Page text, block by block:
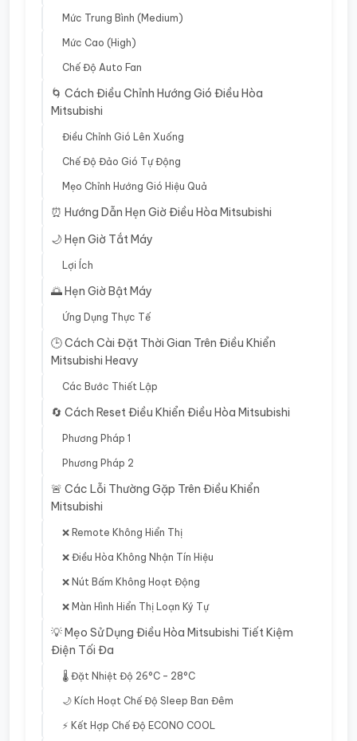
Mức Trung Bình (Medium)
Mức Cao (High)
Chế Độ Auto Fan
🌀 Cách Điều Chỉnh Hướng Gió Điều Hòa
Mitsubishi
Điều Chỉnh Gió Lên Xuống
Chế Độ Đảo Gió Tự Động
Mẹo Chỉnh Hướng Gió Hiệu Quả
⏰ Hướng Dẫn Hẹn Giờ Điều Hòa Mitsubishi
🌙 Hẹn Giờ Tắt Máy
Lợi Ích
🌅 Hẹn Giờ Bật Máy
Ứng Dụng Thực Tế
🕒 Cách Cài Đặt Thời Gian Trên Điều Khiển
Mitsubishi Heavy
Các Bước Thiết Lập
🔄 Cách Reset Điều Khiển Điều Hòa Mitsubishi
Phương Pháp 1
Phương Pháp 2
🚨 Các Lỗi Thường Gặp Trên Điều Khiển
Mitsubishi
❌ Remote Không Hiển Thị
❌ Điều Hòa Không Nhận Tín Hiệu
❌ Nút Bấm Không Hoạt Động
❌ Màn Hình Hiển Thị Loạn Ký Tự
💡 Mẹo Sử Dụng Điều Hòa Mitsubishi Tiết Kiệm
Điện Tối Đa
🌡️ Đặt Nhiệt Độ 26°C – 28°C
🌙 Kích Hoạt Chế Độ Sleep Ban Đêm
⚡ Kết Hợp Chế Độ ECONO COOL